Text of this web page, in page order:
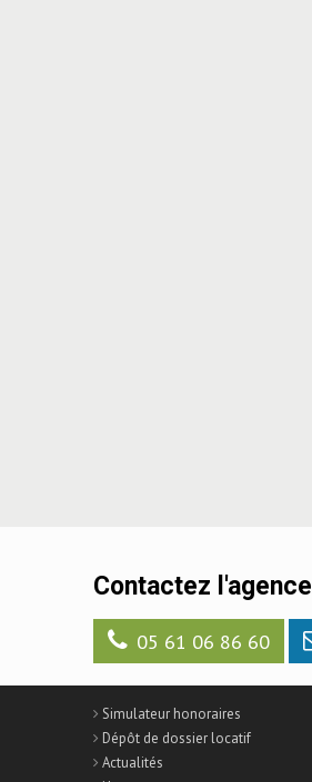
Contactez l'agence
05 61 06 86 60
Simulateur honoraires
Dépôt de dossier locatif
Actualités